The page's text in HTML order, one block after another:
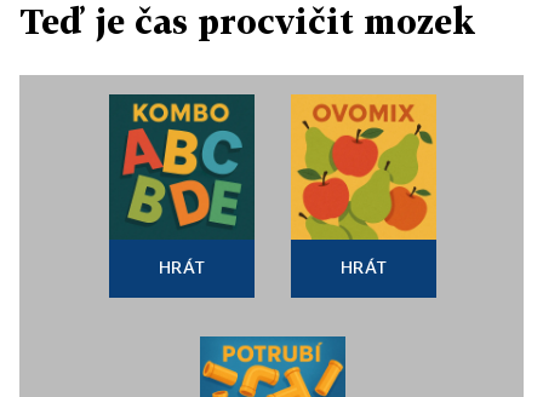
Teď je čas procvičit mozek
HRÁT HRÁT